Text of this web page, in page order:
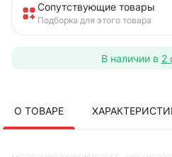
Сопутствующие товары
Подборка для этого товара
В наличии в 2
О ТОВАРЕ